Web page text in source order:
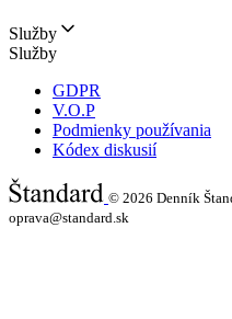
Služby
Služby
GDPR
V.O.P
Podmienky používania
Kódex diskusií
© 2026 Denník
oprava@standard.sk